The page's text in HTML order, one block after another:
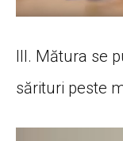
III. Mătura se
sărituri peste